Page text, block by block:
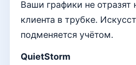
Ваши графики не отразят
клиента в трубке.
подменяется учётом.
QuietStorm